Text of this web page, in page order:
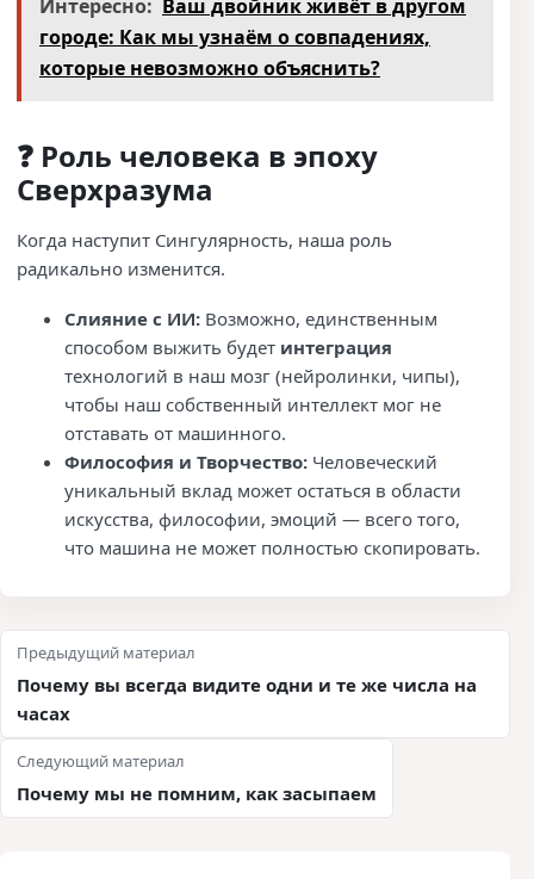
Интересно: Ваш двойник живёт в другом
городе: Как мы узнаём о совпадениях,
которые невозможно объяснить?
❓ Роль человека в эпоху
Сверхразума
Когда наступит Сингулярность, наша роль
радикально изменится.
Слияние с ИИ: Возможно, единственным
способом выжить будет интеграция
технологий в наш мозг (нейролинки, чипы),
чтобы наш собственный интеллект мог не
отставать от машинного.
Философия и Творчество: Человеческий
уникальный вклад может остаться в области
искусства, философии, эмоций — всего того,
что машина не может полностью скопировать.
Навигация по записям
Предыдущий материал
Почему вы всегда видите одни и те же числа на
часах
Следующий материал
Почему мы не помним, как засыпаем